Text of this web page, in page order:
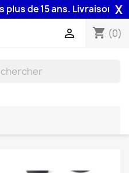
de 15 ans. Livraison 48H
X
shopping_cart (0)
